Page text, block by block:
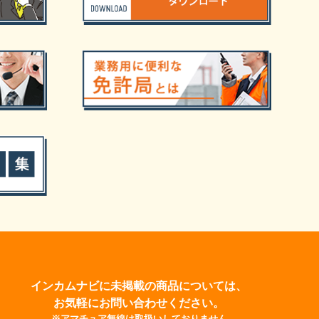
インカムナビに未掲載の商品については、
お気軽にお問い合わせください。